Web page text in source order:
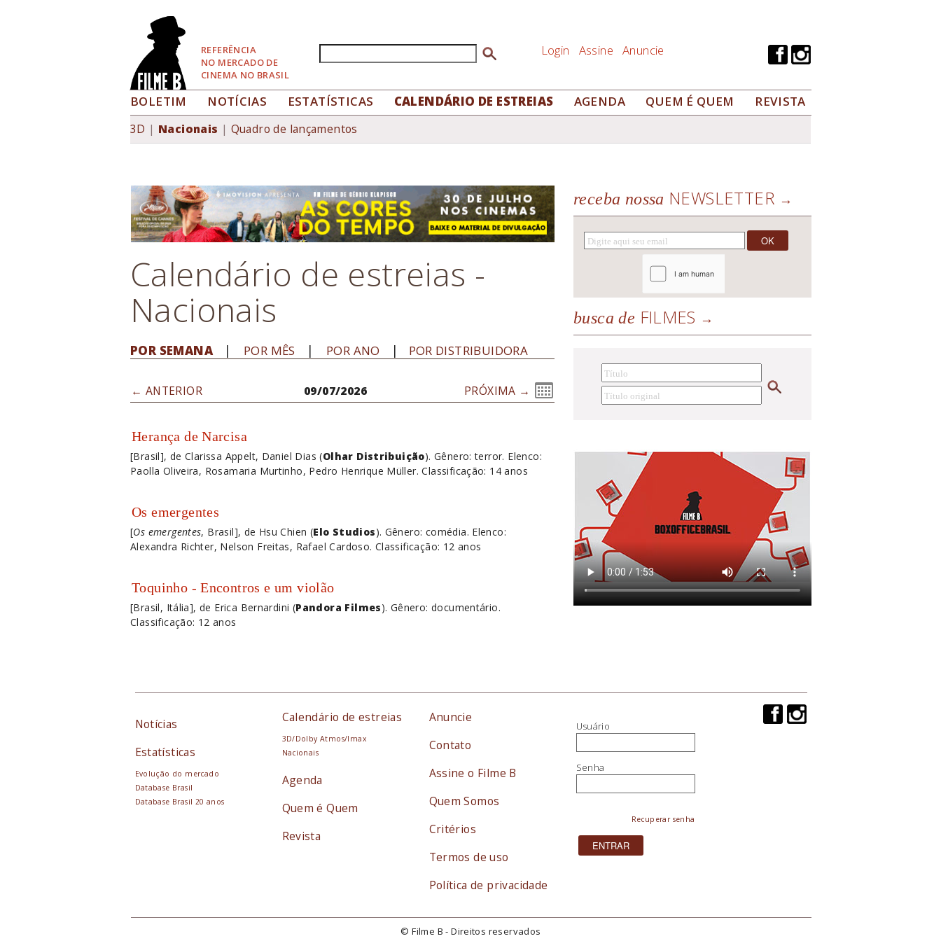
REFERÊNCIA
NO MERCADO DE
CINEMA NO BRASIL
Formulário de busca Login Assine Anuncie
BOLETIM NOTÍCIAS ESTATÍSTICAS CALENDÁRIO DE ESTREIAS AGENDA QUEM É QUEM REVISTA
3D Nacionais Quadro de lançamentos
Você está aqui
Home Calendário de Estreias | Calendário de estreias - Nacionais
Calendário de estreias -
Nacionais
POR SEMANA POR MÊS POR ANO POR DISTRIBUIDORA
← ANTERIOR 09/07/2026 PRÓXIMA →
Herança de Narcisa
[Brasil], de Clarissa Appelt, Daniel Dias (Olhar Distribuição). Gênero: terror. Elenco:
Paolla Oliveira, Rosamaria Murtinho, Pedro Henrique Müller. Classificação: 14 anos
Os emergentes
[Os emergentes, Brasil], de Hsu Chien (Elo Studios). Gênero: comédia. Elenco:
Alexandra Richter, Nelson Freitas, Rafael Cardoso. Classificação: 12 anos
Toquinho - Encontros e um violão
[Brasil, Itália], de Erica Bernardini (Pandora Filmes). Gênero: documentário.
Classificação: 12 anos
receba nossa NEWSLETTER
busca de FILMES
Notícias
Estatísticas
Evolução do mercado
Database Brasil
Database Brasil 20 anos
Calendário de estreias
3D/Dolby Atmos/Imax
Nacionais
Agenda
Quem é Quem
Revista
Anuncie
Contato
Assine o Filme B
Quem Somos
Critérios
Termos de uso
Política de privacidade
Usuário
Senha
Recuperar senha
© Filme B - Direitos reservados